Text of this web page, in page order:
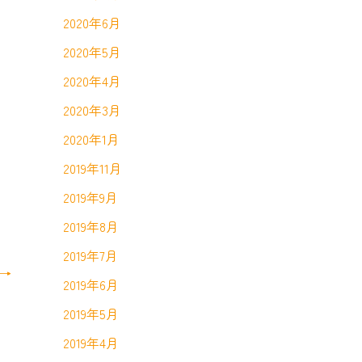
2020年6月
2020年5月
2020年4月
2020年3月
2020年1月
2019年11月
2019年9月
2019年8月
2019年7月
2019年6月
2019年5月
2019年4月